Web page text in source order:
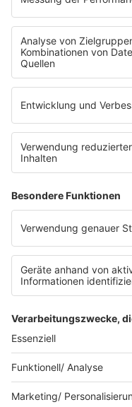
Partner
WERBUNG
Leistungen und
Mediadaten und Preisliste
Ansprechpartner
RECHTLICHES
Datenschutz
Datenverarbeitung bei
Teilnahmebedingungen
Bildnachweise
KI-Leitlinie
© RADIO REGENBOGEN